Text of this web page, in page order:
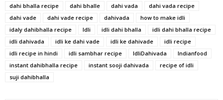
dahi bhalla recipe
dahi bhalle dahi vada
dahi vada recipe
dahi vade
dahi vade recipe dahivada
how to make idli
idaly dahibhalla recipe
Idli idli dahi bhalla
idli dahi bhalla recipe
idli dahivada
idli ke dahi vade idli ke dahivade
idli recipe
idli recipe in hindi
idli sambhar recipe IdliDahivada
Indianfood
instant dahibhalla recipe
instant sooji dahivada
recipe of idli
suji dahibhalla